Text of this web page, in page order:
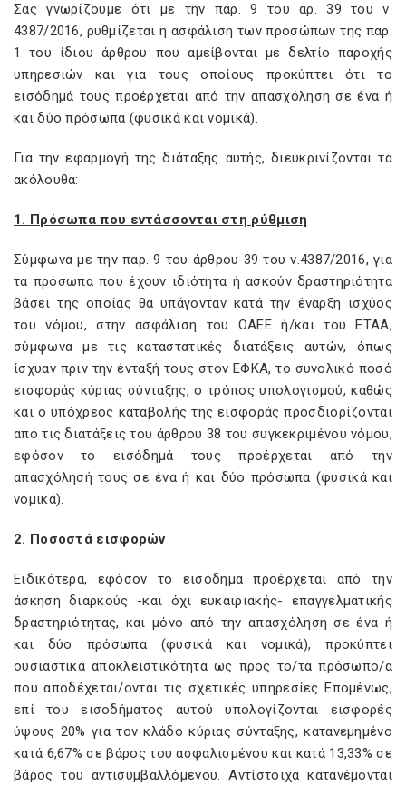
Σας γνωρίζουμε ότι με την παρ. 9 του αρ. 39 του ν.
4387/2016, ρυθμίζεται η ασφάλιση των προσώπων της παρ.
1 του ίδιου άρθρου που αμείβονται με δελτίο παροχής
υπηρεσιών και για τους οποίους προκύπτει ότι το
εισόδημά τους προέρχεται από την απασχόληση σε ένα ή
και δύο πρόσωπα (φυσικά και νομικά).
Για την εφαρμογή της διάταξης αυτής, διευκρινίζονται τα
ακόλουθα:
1. Πρόσωπα που εντάσσονται στη ρύθμιση
Σύμφωνα με την παρ. 9 του άρθρου 39 του ν.4387/2016, για
τα πρόσωπα που έχουν ιδιότητα ή ασκούν δραστηριότητα
βάσει της οποίας θα υπάγονταν κατά την έναρξη ισχύος
του νόμου, στην ασφάλιση του ΟΑΕΕ ή/και του ΕΤΑΑ,
σύμφωνα με τις καταστατικές διατάξεις αυτών, όπως
ίσχυαν πριν την ένταξή τους στον ΕΦΚΑ, το συνολικό ποσό
εισφοράς κύριας σύνταξης, ο τρόπος υπολογισμού, καθώς
και ο υπόχρεος καταβολής της εισφοράς προσδιορίζονται
από τις διατάξεις του άρθρου 38 του συγκεκριμένου νόμου,
εφόσον το εισόδημά τους προέρχεται από την
απασχόλησή τους σε ένα ή και δύο πρόσωπα (φυσικά και
νομικά).
2. Ποσοστά εισφορών
Ειδικότερα, εφόσον το εισόδημα προέρχεται από την
άσκηση διαρκούς -και όχι ευκαιριακής- επαγγελματικής
δραστηριότητας, και μόνο από την απασχόληση σε ένα ή
και δύο πρόσωπα (φυσικά και νομικά), προκύπτει
ουσιαστικά αποκλειστικότητα ως προς το/τα πρόσωπο/α
που αποδέχεται/ονται τις σχετικές υπηρεσίες Επομένως,
επί του εισοδήματος αυτού υπολογίζονται εισφορές
ύψους 20% για τον κλάδο κύριας σύνταξης, κατανεμημένο
κατά 6,67% σε βάρος του ασφαλισμένου και κατά 13,33% σε
βάρος του αντισυμβαλλόμενου. Αντίστοιχα κατανέμονται